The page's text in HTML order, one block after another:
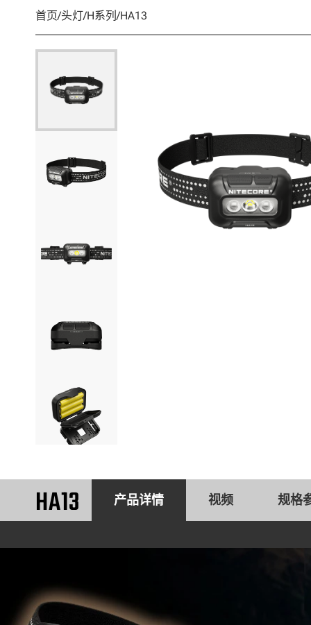
首页/头灯/H系列/HA13
HA13 产品详情 视频 规格